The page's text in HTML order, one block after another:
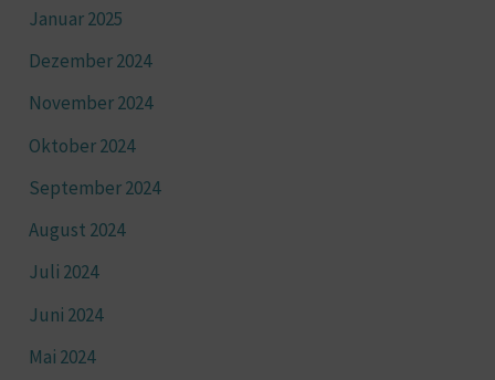
Januar 2025
Dezember 2024
November 2024
Oktober 2024
September 2024
August 2024
Juli 2024
Juni 2024
Mai 2024